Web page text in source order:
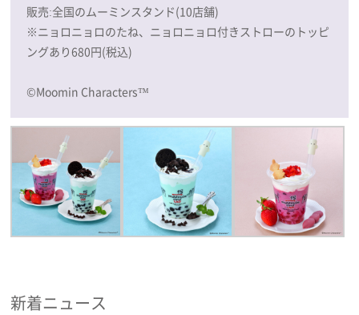
販売:全国のムーミンスタンド(10店舗)
※ニョロニョロのたね、ニョロニョロ付きストローのトッピ
ングあり680円(税込)
©Moomin Characters™
新着ニュース